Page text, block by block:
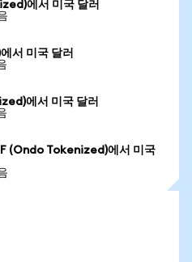
에서 미국 달러
서 미국 달러
에서 미국 달러
(Ondo Tokenized)에서 미국